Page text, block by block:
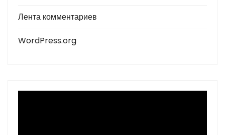
Лента комментариев
WordPress.org